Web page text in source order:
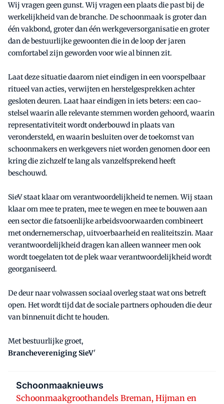
Wij vragen geen gunst. Wij vragen een plaats die past bij de
werkelijkheid van de branche. De schoonmaak is groter dan
één vakbond, groter dan één werkgeversorganisatie en groter
dan de bestuurlijke gewoonten die in de loop der jaren
comfortabel zijn geworden voor wie al binnen zit.
Laat deze situatie daarom niet eindigen in een voorspelbaar
ritueel van acties, verwijten en herstelgesprekken achter
gesloten deuren. Laat haar eindigen in iets beters: een cao-
stelsel waarin alle relevante stemmen worden gehoord, waarin
representativiteit wordt onderbouwd in plaats van
verondersteld, en waarin besluiten over de toekomst van
schoonmakers en werkgevers niet worden genomen door een
kring die zichzelf te lang als vanzelfsprekend heeft
beschouwd.
SieV staat klaar om verantwoordelijkheid te nemen. Wij staan
klaar om mee te praten, mee te wegen en mee te bouwen aan
een sector die fatsoenlijke arbeidsvoorwaarden combineert
met ondernemerschap, uitvoerbaarheid en realiteitszin. Maar
verantwoordelijkheid dragen kan alleen wanneer men ook
wordt toegelaten tot de plek waar verantwoordelijkheid wordt
georganiseerd.
De deur naar volwassen sociaal overleg staat wat ons betreft
open. Het wordt tijd dat de sociale partners ophouden die deur
van binnenuit dicht te houden.
Met bestuurlijke groet,
Branchevereniging SieV'
Schoonmaaknieuws
Schoonmaakgroothandels Breman, Hijman en